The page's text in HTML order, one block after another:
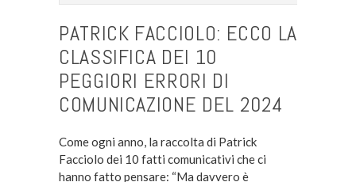
PATRICK FACCIOLO: ECCO LA
CLASSIFICA DEI 10
PEGGIORI ERRORI DI
COMUNICAZIONE DEL 2024
Come ogni anno, la raccolta di Patrick
Facciolo dei 10 fatti comunicativi che ci
hanno fatto pensare: “Ma davvero è